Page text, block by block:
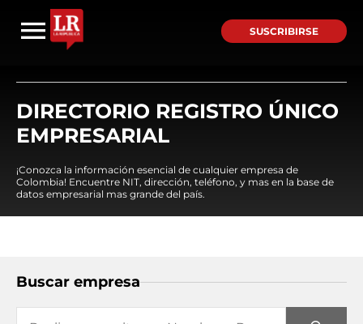
SUSCRIBIRSE
DIRECTORIO REGISTRO ÚNICO
EMPRESARIAL
¡Conozca la información esencial de cualquier empresa de
Colombia! Encuentre NIT, dirección, teléfono, y mas en la base de
datos empresarial mas grande del país.
Buscar empresa